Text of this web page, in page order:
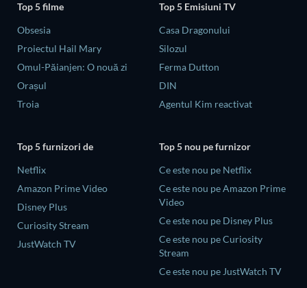
Top 5 filme
Obsesia
Proiectul Hail Mary
Omul-Păianjen: O nouă zi
Orașul
Troia
Top 5 Emisiuni TV
Casa Dragonului
Silozul
Ferma Dutton
DIN
Agentul Kim reactivat
Top 5 furnizori de
Netflix
Amazon Prime Video
Disney Plus
Curiosity Stream
JustWatch TV
Top 5 nou pe furnizor
Ce este nou pe Netflix
Ce este nou pe Amazon Prime
Video
Ce este nou pe Disney Plus
Ce este nou pe Curiosity
Stream
Ce este nou pe JustWatch TV